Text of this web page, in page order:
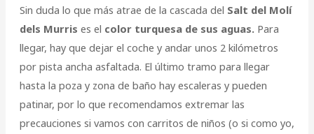
Sin duda lo que más atrae de la cascada del Salt del Molí
dels Murris es el color turquesa de sus aguas. Para
llegar, hay que dejar el coche y andar unos 2 kilómetros
por pista ancha asfaltada. El último tramo para llegar
hasta la poza y zona de baño hay escaleras y pueden
patinar, por lo que recomendamos extremar las
precauciones si vamos con carritos de niños (o si como yo,